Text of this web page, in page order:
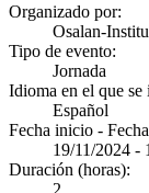
Organizado por:
Osalan-
Tipo de evento:
Jornada
Idioma en el que se
Español
Fecha inicio -
19/11/2024 -
Duración (horas):
2